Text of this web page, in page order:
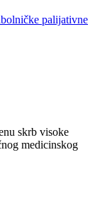
palijativne
skrb visoke
medicinskog